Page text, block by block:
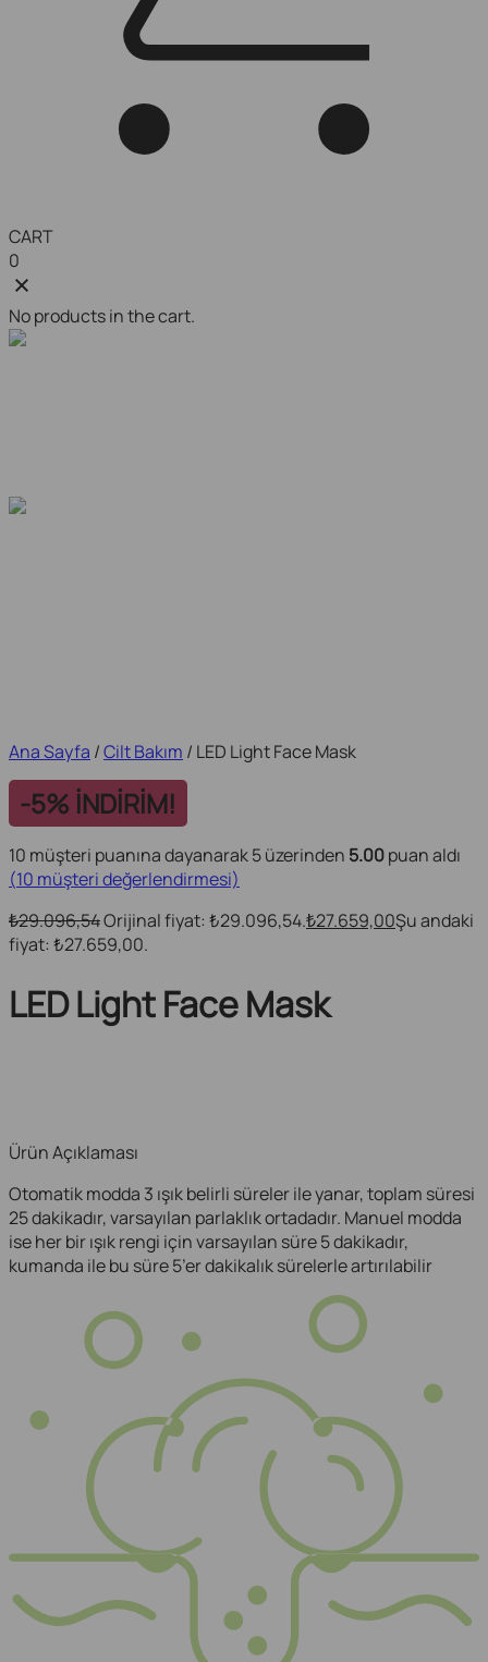
CART
0
No products in the cart.
Ana Sayfa /Cilt Bakım / LED Light Face Mask
-5% İNDİRİM!
10 müşteri puanına dayanarak 5 üzerinden 5.00puan aldı
(10 müşteri değerlendirmesi)
₺29.096,54Orijinal fiyat: ₺29.096,54.₺27.659,00Şu andaki
fiyat: ₺27.659,00.
LED Light Face Mask
Ürün Açıklaması
Otomatik modda 3 ışık belirli süreler ile yanar, toplam süresi
25 dakikadır, varsayılan parlaklık ortadadır. Manuel modda
ise her bir ışık rengi için varsayılan süre 5 dakikadır,
kumanda ile bu süre 5’er dakikalık sürelerle artırılabilir